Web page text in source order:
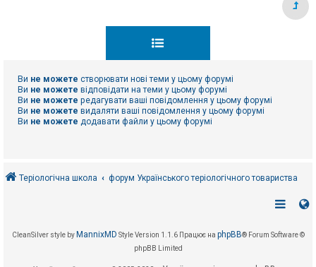
Ви не можете створювати нові теми у цьому форумі
Ви не можете відповідати на теми у цьому форумі
Ви не можете редагувати ваші повідомлення у цьому форумі
Ви не можете видаляти ваші повідомлення у цьому форумі
Ви не можете додавати файли у цьому форумі
Теріологічна школа форум Українського теріологічного товариства
CleanSilver style by MannixMD Style Version 1.1.6 Працює на phpBB® Forum Software ©
phpBB Limited